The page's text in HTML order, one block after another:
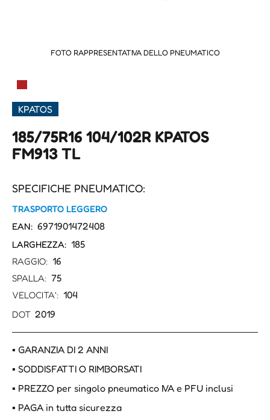
FOTO RAPPRESENTATIVA DELLO PNEUMATICO
▀
KPATOS
185/75R16 104/102R KPATOS
FM913 TL
SPECIFICHE PNEUMATICO:
TRASPORTO LEGGERO
EAN: 6971901472408
LARGHEZZA: 185
RAGGIO: 16
SPALLA: 75
VELOCITA': 104
DOT 2019
▪ GARANZIA DI 2 ANNI
▪ SODDISFATTI O RIMBORSATI
▪ PREZZO per singolo pneumatico IVA e PFU inclusi
▪ PAGA in tutta sicurezza